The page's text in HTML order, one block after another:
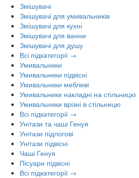
Змішувачі
Змішувачі для умивальників
Змішувачі для кухні
Змішувачі для ванни
Змішувачі для душу
Всі підкатегорії →
Умивальники
Умивальники підвісні
Умивальники меблеві
Умивальники накладні на стільницю
Умивальники врізні в стільницю
Всі підкатегорії →
Унітази та чаші Генуя
Унітази підлогові
Унітази підвісні
Чаші Генуя
Пісуари підвісні
Всі підкатегорії →